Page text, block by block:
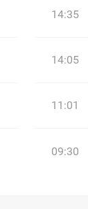
14:35
14:05
11:01
09:30